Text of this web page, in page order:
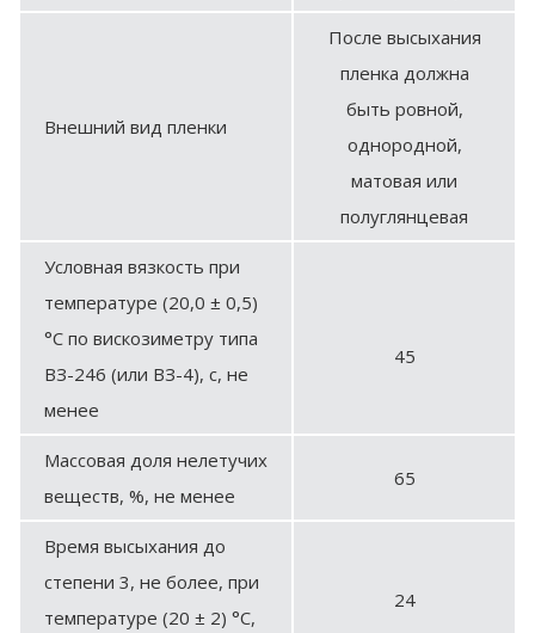
Внешний вид пленки
После высыхания
пленка должна
быть ровной,
однородной,
матовая или
полуглянцевая
Условная вязкость при
температуре (20,0 ± 0,5)
°С по вискозиметру типа
ВЗ-246 (или ВЗ-4), с, не
менее
45
Массовая доля нелетучих
веществ, %, не менее
65
Время высыхания до
степени 3, не более, при
температуре (20 ± 2) °С,
24